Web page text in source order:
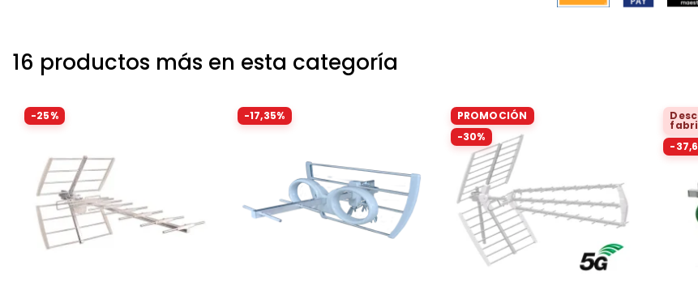
16 productos más en esta categoría
-25% -17,35%
PROMOCIÓN
-30%
-